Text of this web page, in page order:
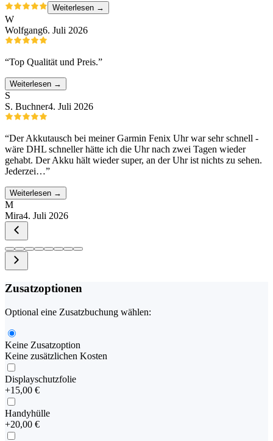
Weiterlesen →
W
Wolfgang6. Juli 2026
“Top Qualität und Preis.”
Weiterlesen →
S
S. Buchner4. Juli 2026
“Der Akkutausch bei meiner Garmin Fenix Uhr war sehr schnell -
wäre DHL schneller hätte ich die Uhr nach zwei Tagen wieder
gehabt. Der Akku hält wieder super, an der Uhr ist nichts zu sehen.
Jederzei…”
Weiterlesen →
M
Mira4. Juli 2026
Zusatzoptionen
Optional eine Zusatzbuchung wählen:
Keine Zusatzoption
Keine zusätzlichen Kosten
Displayschutzfolie
+15,00 €
Handyhülle
+20,00 €